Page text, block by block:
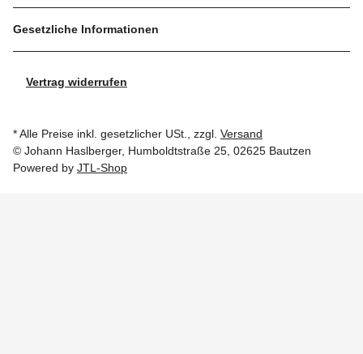
Gesetzliche Informationen
Vertrag widerrufen
* Alle Preise inkl. gesetzlicher USt., zzgl. Versand
© Johann Haslberger, Humboldtstraße 25, 02625 Bautzen
Powered by JTL-Shop